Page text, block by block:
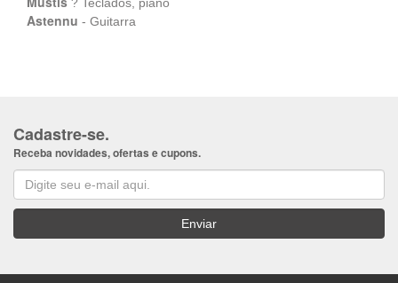
Astennu - Guitarra
Cadastre-se.
Receba novidades, ofertas e cupons.